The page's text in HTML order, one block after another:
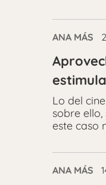
ANA MÁS
Lo del
sobre
este caso
ANA MÁS